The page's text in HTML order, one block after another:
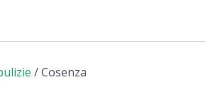
/Cosenza